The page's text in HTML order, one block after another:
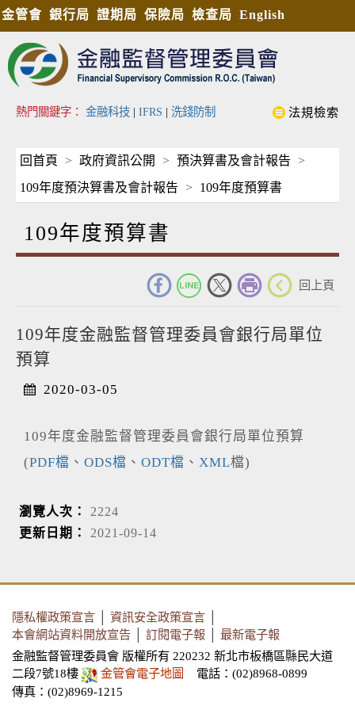
金管會 銀行局 證期局 保險局 檢查局 English
熱門關鍵字： 金融科技 | IFRS | 洗錢防制 法規檢索
回首頁 政府資訊公開
預決算書及會計報告
109年度預決算書及會計報告
109年度預算書
109年度預算書
回上頁
109年度金融監督管理委員會銀行局單位
預算
2020-03-05
109年度金融監督管理委員會銀行局單位預算
(PDF檔 、 ODS檔 、 ODT檔 、 XML檔)
瀏覽人次： 2224
更新日期： 2021-09-14
隱私權政策宣言 資訊安全政策宣言
本會網站資料開放宣告
訂閱電子報
最新電子報
金融監督管理委員會 版權所有 220232 新北市板橋區縣民大道
二段7號18樓
金管會電子地圖
電話：(02)8968-0899
傳真：(02)8969-1215